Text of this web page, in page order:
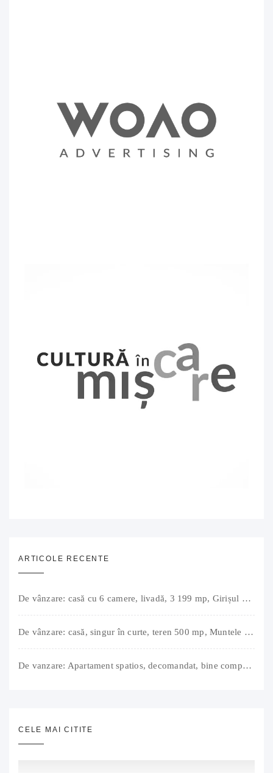
ARTICOLE RECENTE
De vânzare: casă cu 6 camere, livadă, 3 199 mp, Girișul Negru, Bihor, 42 000 Euro. Comision 0.
De vânzare: casă, singur în curte, teren 500 mp, Muntele Găina, Oradea. 157.000 € (negociabil). Comision 0.
De vanzare: Apartament spatios, decomandat, bine compartimentat, 3 camere, 2 bai, bucatarie, suprafață utilă de 64 mp + 3 balcoane (11 mp), strada Barierei, zona Dragos Voda Oradea. 89 500 E (neg). Comision 0
CELE MAI CITITE